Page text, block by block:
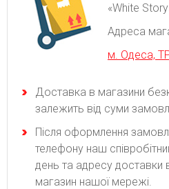
«White
Адреса
м. Одеса,
Доставка в магазини
залежить від суми
Після оформлення
телефону наш
день та адресу доставки
магазин нашої мережі.